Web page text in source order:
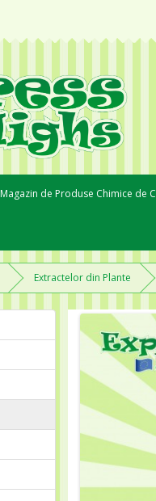
Magazin de Produse Chimice de
Extractelor din Plante